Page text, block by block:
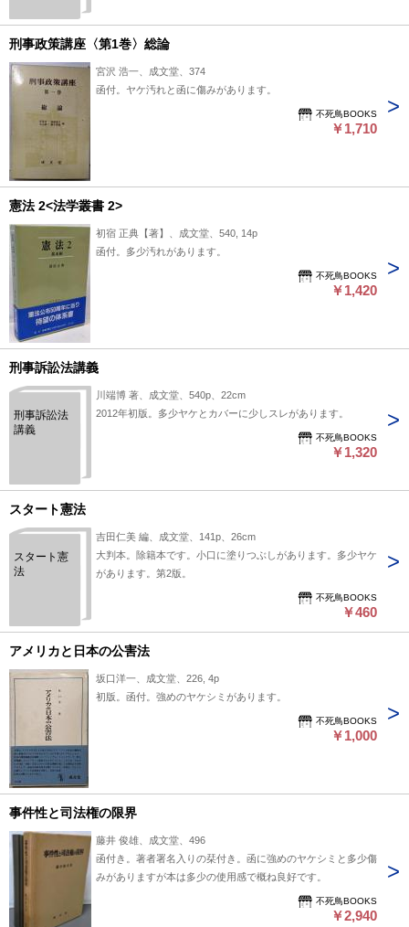
刑事政策講座〈第1巻〉総論
宮沢 浩一、成文堂、374
函付。ヤケ汚れと函に傷みがあります。
不死鳥BOOKS
￥1,710
憲法 2<法学叢書 2>
初宿 正典【著】、成文堂、540, 14p
函付。多少汚れがあります。
不死鳥BOOKS
￥1,420
刑事訴訟法講義
刑事訴訟法
講義
川端博 著、成文堂、540p、22cm
2012年初版。多少ヤケとカバーに少しスレがあります。
不死鳥BOOKS
￥1,320
スタート憲法
スタート憲
法
吉田仁美 編、成文堂、141p、26cm
大判本。除籍本です。小口に塗りつぶしがあります。多少ヤケ
があります。第2版。
不死鳥BOOKS
￥460
アメリカと日本の公害法
坂口洋一、成文堂、226, 4p
初版。函付。強めのヤケシミがあります。
不死鳥BOOKS
￥1,000
事件性と司法権の限界
藤井 俊雄、成文堂、496
函付き。著者署名入りの栞付き。函に強めのヤケシミと多少傷
みがありますが本は多少の使用感で概ね良好です。
不死鳥BOOKS
￥2,940